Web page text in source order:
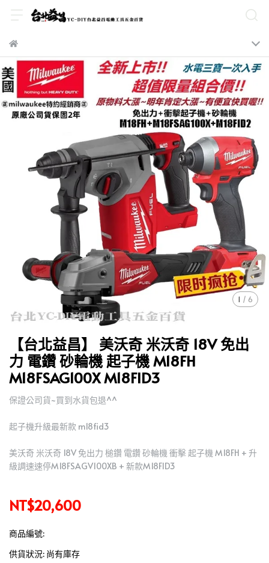
1 / 6
【台北益昌】 美沃奇 米沃奇 18V 免出
力 電鑽 砂輪機 起子機 M18FH
M18FSAG100X M18FID3
保證公司貨~買到水貨包退^^
起子機升級最新款 m18fid3
美沃奇 米沃奇 18V 免出力 槌鑽 電鑽 砂輪機 衝擊 起子機 M18FH + 升
級調速速停M18FSAGV100XB + 新款M18FID3
NT$20,600
商品編號:
供貨狀況: 尚有庫存